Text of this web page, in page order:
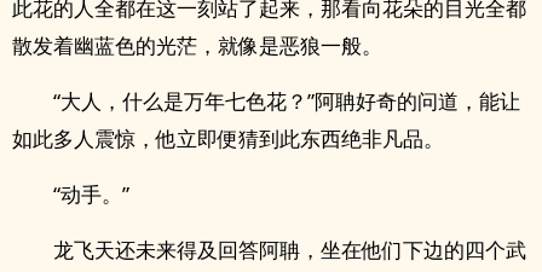
此花的人全都在这一刻站了起来，那看向花朵的目光全都
散发着幽蓝色的光茫，就像是恶狼一般。
“大人，什么是万年七色花？”阿聃好奇的问道，能让
如此多人震惊，他立即便猜到此东西绝非凡品。
“动手。”
龙飞天还未来得及回答阿聃，坐在他们下边的四个武